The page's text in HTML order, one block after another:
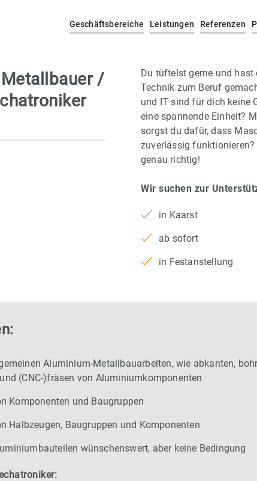
Geschäftsbereiche Leistungen Referenzen
/
Du tüftelst gerne und hast
Technik zum Beruf
und IT sind für dich keine
eine spannende Einheit?
sorgst du dafür, dass
zuverlässig
genau richtig!
Wir suchen zur
in Kaarst
ab sofort
in Festanstellung
Aluminium-Metallbauarbeiten, wie abkanten,
(CNC-)fräsen von Aluminiumkomponenten
Komponenten und Baugruppen
Halbzeugen, Baugruppen und Komponenten
wünschenswert, aber keine Bedingung